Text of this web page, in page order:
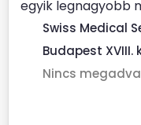
egyik legnagyobb
szolgáltatójához ...
Swiss Medical
Budapest XVIII.
Nincs megadva